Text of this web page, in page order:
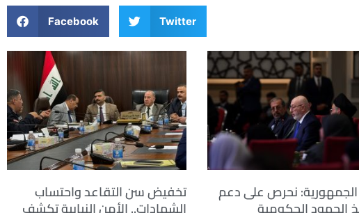
Facebook Twitter
تخفيض سن التقاعد واحتساب
الشهادات.. الأمن النيابية تكشف
نحرص على دعم
الجهود الحكومية